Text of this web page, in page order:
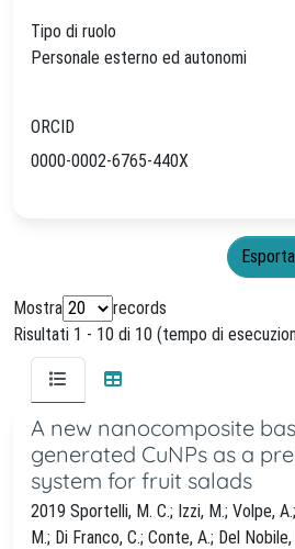
Tipo di ruolo
Personale esterno ed autonomi
ORCID
0000-0002-6765-440X
Mostra
records
Risultati 1 - 10 di 10 (tempo di
A new nanocomposite
generated CuNPs as a
system for fruit salads
2019 Sportelli, M. C.; Izzi, M.; Volpe,
M.; Di Franco, C.; Conte, A.; Del